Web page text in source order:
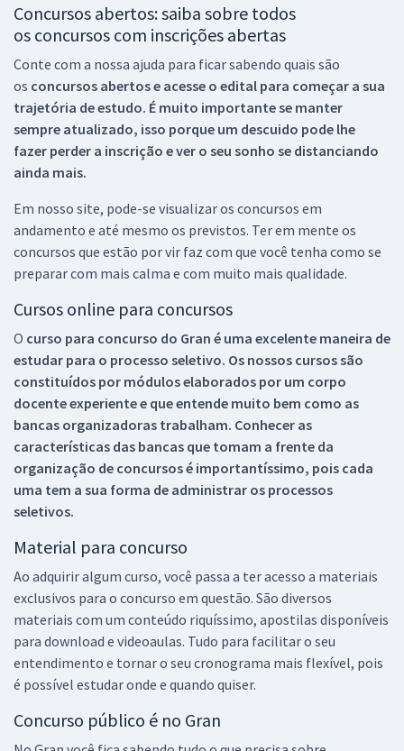
Concursos abertos: saiba sobre todos
os concursos com inscrições abertas
Conte com a nossa ajuda para ficar sabendo quais são
os concursos abertos e acesse o edital para começar a sua
trajetória de estudo. É muito importante se manter
sempre atualizado, isso porque um descuido pode lhe
fazer perder a inscrição e ver o seu sonho se distanciando
ainda mais.
Em nosso site, pode-se visualizar os concursos em
andamento e até mesmo os previstos. Ter em mente os
concursos que estão por vir faz com que você tenha como se
preparar com mais calma e com muito mais qualidade.
Cursos online para concursos
O curso para concurso do Gran é uma excelente maneira de
estudar para o processo seletivo. Os nossos cursos são
constituídos por módulos elaborados por um corpo
docente experiente e que entende muito bem como as
bancas organizadoras trabalham. Conhecer as
características das bancas que tomam a frente da
organização de concursos é importantíssimo, pois cada
uma tem a sua forma de administrar os processos
seletivos.
Material para concurso
Ao adquirir algum curso, você passa a ter acesso a materiais
exclusivos para o concurso em questão. São diversos
materiais com um conteúdo riquíssimo, apostilas disponíveis
para download e videoaulas. Tudo para facilitar o seu
entendimento e tornar o seu cronograma mais flexível, pois
é possível estudar onde e quando quiser.
Concurso público é no Gran